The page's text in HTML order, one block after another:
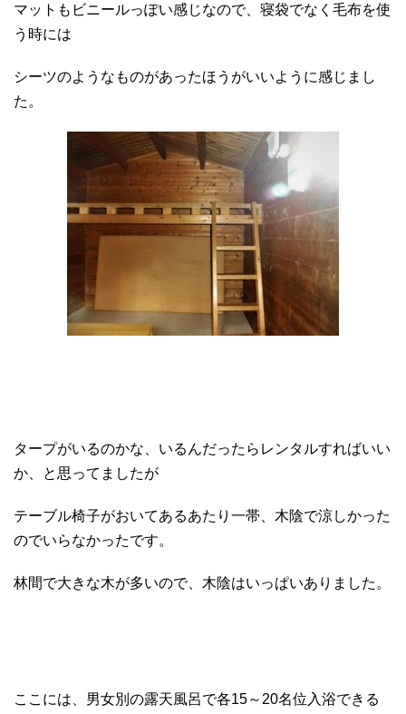
マットもビニールっぽい感じなので、寝袋でなく毛布を使
う時には
シーツのようなものがあったほうがいいように感じまし
た。
タープがいるのかな、いるんだったらレンタルすればいい
か、と思ってましたが
テーブル椅子がおいてあるあたり一帯、木陰で涼しかった
のでいらなかったです。
林間で大きな木が多いので、木陰はいっぱいありました。
ここには、男女別の露天風呂で各15～20名位入浴できる